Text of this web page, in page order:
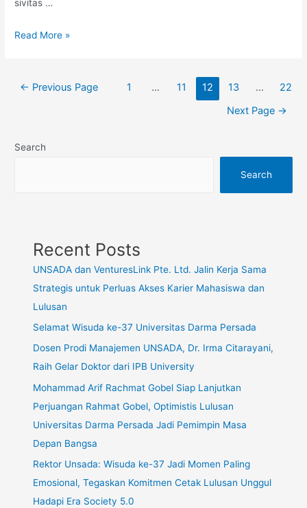
sivitas …
Read More »
← Previous Page 1 … 11 12 13 …
22
Next Page →
Search
Search
Recent Posts
UNSADA dan VenturesLink Pte. Ltd. Jalin Kerja Sama
Strategis untuk Perluas Akses Karier Mahasiswa dan
Lulusan
Selamat Wisuda ke-37 Universitas Darma Persada
Dosen Prodi Manajemen UNSADA, Dr. Irma Citarayani,
Raih Gelar Doktor dari IPB University
Mohammad Arif Rachmat Gobel Siap Lanjutkan
Perjuangan Rahmat Gobel, Optimistis Lulusan
Universitas Darma Persada Jadi Pemimpin Masa
Depan Bangsa
Rektor Unsada: Wisuda ke-37 Jadi Momen Paling
Emosional, Tegaskan Komitmen Cetak Lulusan Unggul
Hadapi Era Society 5.0